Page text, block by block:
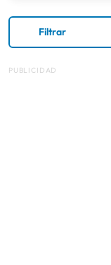
Filtrar
PUBLICIDAD